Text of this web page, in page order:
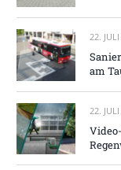
22.
am
22.